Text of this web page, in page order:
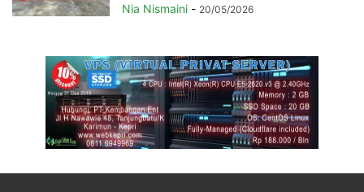
Nia Nismaini - 20/05/2026